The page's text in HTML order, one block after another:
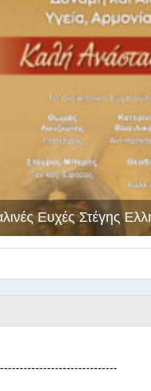
Ευχές Στέγης